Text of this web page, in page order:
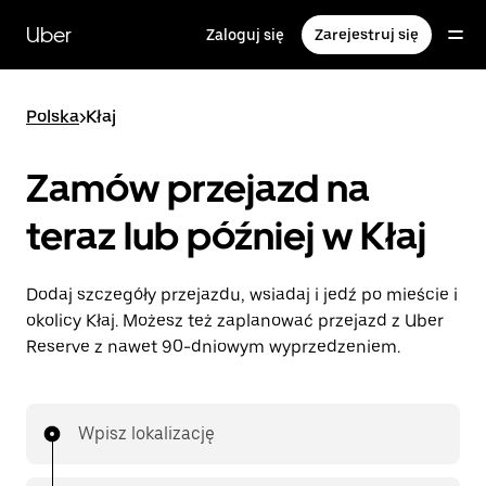
głównej
zawartości
Uber Zaloguj się Zarejestruj się
Polska>Kłaj
Zamów przejazd na
teraz lub później w Kłaj
Dodaj szczegóły przejazdu, wsiadaj i jedź po mieście i
okolicy Kłaj. Możesz też zaplanować przejazd z Uber
Reserve z nawet 90-dniowym wyprzedzeniem.
Wpisz lokalizację